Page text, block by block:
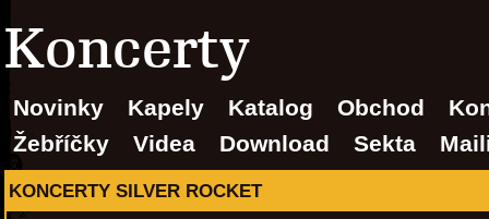
Koncerty
Novinky Kapely Katalog Obchod
Žebříčky
Videa Download Sekta
KONCERTY SILVER ROCKET